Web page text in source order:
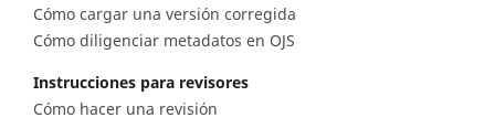
Cómo cargar una versión corregida
Cómo diligenciar metadatos en OJS
Instrucciones para revisores
Cómo hacer una revisión